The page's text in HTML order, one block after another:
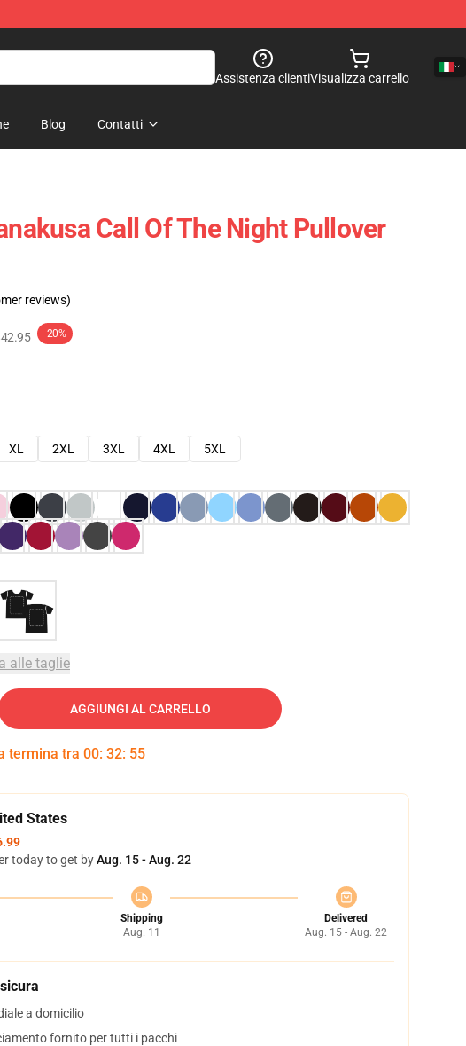
Assistenza clientiVisualizza carrello
Blog Contatti
Call Of The Night Pullover
reviews)
-20%
XL 2XL 3XL 4XL
5XL
alle taglie
AGGIUNGI AL CARRELLO
termina tra 00: 32: 54
States
today to get byAug. 15 - Aug. 22
Shipping
Aug. 11
Delivered
Aug. 15 - Aug. 22
a domicilio
fornito per tutti i pacchi